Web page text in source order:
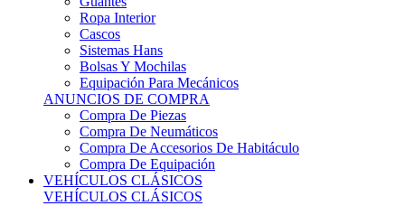
Ropa Interior
Cascos
Sistemas Hans
Bolsas Y Mochilas
Equipación Para Mecánicos
ANUNCIOS DE COMPRA
Compra De Piezas
Compra De Neumáticos
Compra De Accesorios De Habitáculo
Compra De Equipación
VEHÍCULOS CLÁSICOS
VEHÍCULOS CLÁSICOS